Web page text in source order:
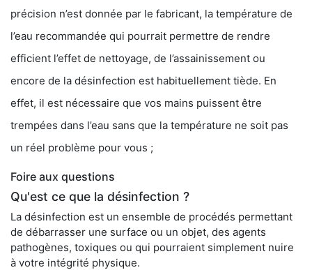
précision n’est donnée par le fabricant, la température de
l’eau recommandée qui pourrait permettre de rendre
efficient l’effet de nettoyage, de l’assainissement ou
encore de la désinfection est habituellement tiède. En
effet, il est nécessaire que vos mains puissent être
trempées dans l’eau sans que la température ne soit pas
un réel problème pour vous ;
Foire aux questions
Qu'est ce que la désinfection ?
La désinfection est un ensemble de procédés permettant
de débarrasser une surface ou un objet, des agents
pathogènes, toxiques ou qui pourraient simplement nuire
à votre intégrité physique.